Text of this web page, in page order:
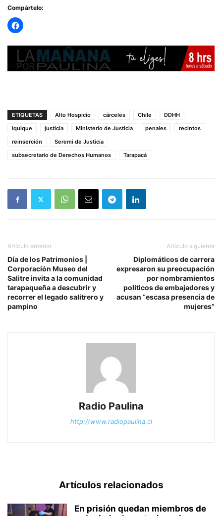
Compártelo:
ETIQUETAS Alto Hospicio cárceles Chile
DDHH
Iquique
justicia Ministerio de Justicia penales
recintos
reinserción
Seremi de Justicia
subsecretario de Derechos Humanos
Tarapacá
Artículo anterior
Día de los Patrimonios |
Corporación Museo del
Salitre invita a la comunidad
tarapaqueña a descubrir y
recorrer el legado salitrero y
pampino
Artículo siguiente
Diplomáticos de carrera
expresaron su preocupación
por nombramientos
políticos de embajadores y
acusan “escasa presencia de
mujeres”
Radio Paulina
http://www.radiopaulina.cl
Artículos relacionados
En prisión quedan miembros de